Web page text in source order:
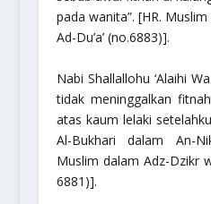
pada wanita”. [HR.
Ad-Du’a’ (no.6883)].
Nabi Shallallohu ‘Alaihi
tidak meninggalkan
atas kaum lelaki
Al-Bukhari dalam An-
Muslim dalam Adz-Dzikr
6881)].